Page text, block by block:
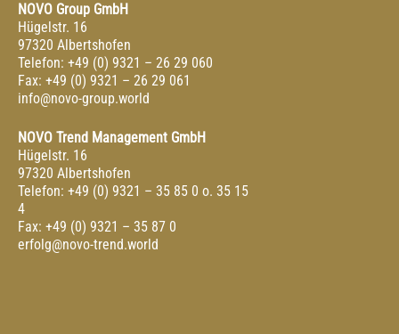
NOVO Group GmbH
Hügelstr. 16
97320 Albertshofen
Telefon: +49 (0) 9321 – 26 29 060
Fax: +49 (0) 9321 – 26 29 061
info@novo-group.world
NOVO Trend Management GmbH
Hügelstr. 16
97320 Albertshofen
Telefon: +49 (0) 9321 – 35 85 0 o. 35 15
4
Fax: +49 (0) 9321 – 35 87 0
erfolg@novo-trend.world